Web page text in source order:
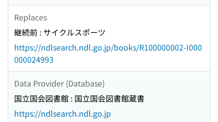
Replaces
継続前 : サイクルスポーツ
https://ndlsearch.ndl.go.jp/books/R100000002-I000
000024993
Data Provider (Database)
国立国会図書館 : 国立国会図書館蔵書
https://ndlsearch.ndl.go.jp